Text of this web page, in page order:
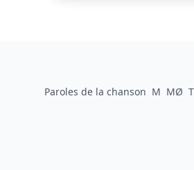
Paroles de la chanson M MØ